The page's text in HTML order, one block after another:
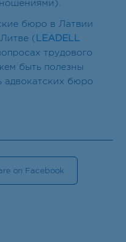
бюро в Латвии
( LEADELL
трудового
быть полезны
адвокатских бюро
on Facebook